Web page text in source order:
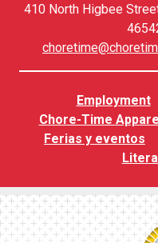
410 North Higbee
Employment
Chore-Time
Ferias y eventos